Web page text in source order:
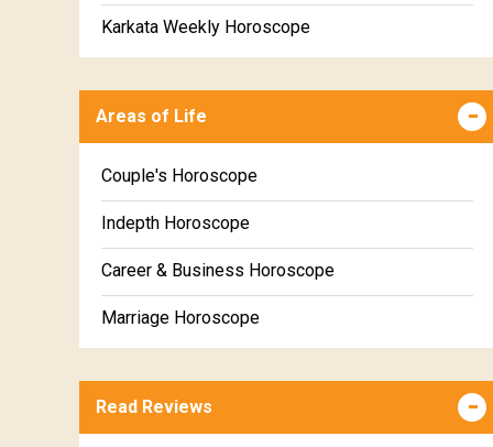
Karkata Weekly Horoscope
Kanya Weekly Horoscope
Tula Weekly Horoscope
Vrischika Weekly Horoscope
Dhanu Weekly Horoscope
Makara Weekly Horoscope
Meena Weekly Horoscope
Areas of Life
Couple's Horoscope
Indepth Horoscope
Career & Business Horoscope
Marriage Horoscope
Education Horoscope
Read Reviews